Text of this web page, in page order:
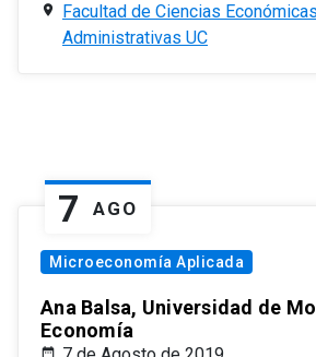
Facultad de Ciencias
Administrativas UC
7 AGO
Microeconomía Aplicada
Ana Balsa, Universidad de
Economía